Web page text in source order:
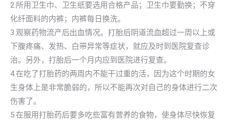
2.所用卫生巾、卫生纸要选用合格产品；卫生巾要勤换；不穿
化纤面料的内裤；内裤每日换洗。
3.观察药物流产后出血情况。打胎后阴道流血超过一周以上或
下腹疼痛、发热、白带异常等症状，就应及时到医院复查诊
治。另外，打胎后一个月内应到医院进行复查。
4.在吃了打胎药的两周内不能干过重的活，因为这个时期的女
生身体上是非常脆弱的，所以不能再次对自己的身体进行二次
伤害了。
5.在服用打胎药后要多吃些富有营养的食物，使身体尽快恢复